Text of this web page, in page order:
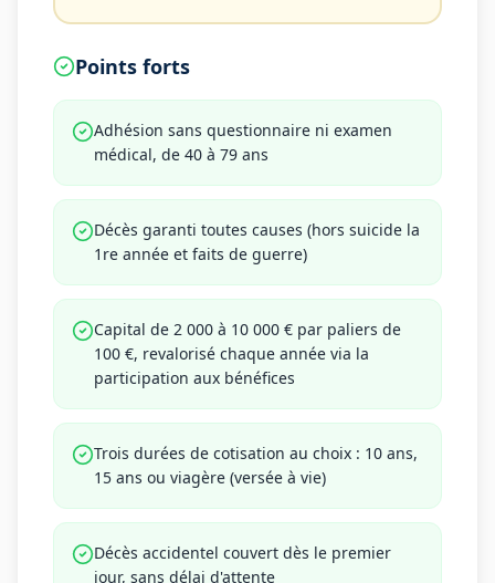
Points forts
Adhésion sans questionnaire ni examen
médical, de 40 à 79 ans
Décès garanti toutes causes (hors suicide la
1re année et faits de guerre)
Capital de 2 000 à 10 000 € par paliers de
100 €, revalorisé chaque année via la
participation aux bénéfices
Trois durées de cotisation au choix : 10 ans,
15 ans ou viagère (versée à vie)
Décès accidentel couvert dès le premier
jour, sans délai d'attente